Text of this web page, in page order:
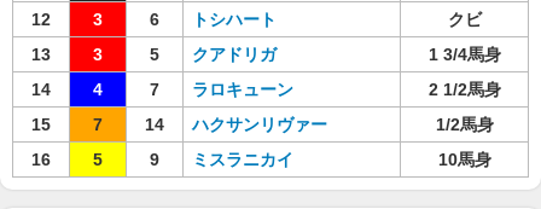
12
3 6 トシハート
クビ
13
3 5 クアドリガ
1 3/4馬身
14
4 7 ラロキューン
2 1/2馬身
15
7 14 ハクサンリヴァー
1/2馬身
16
5 9 ミスラニカイ 10馬身